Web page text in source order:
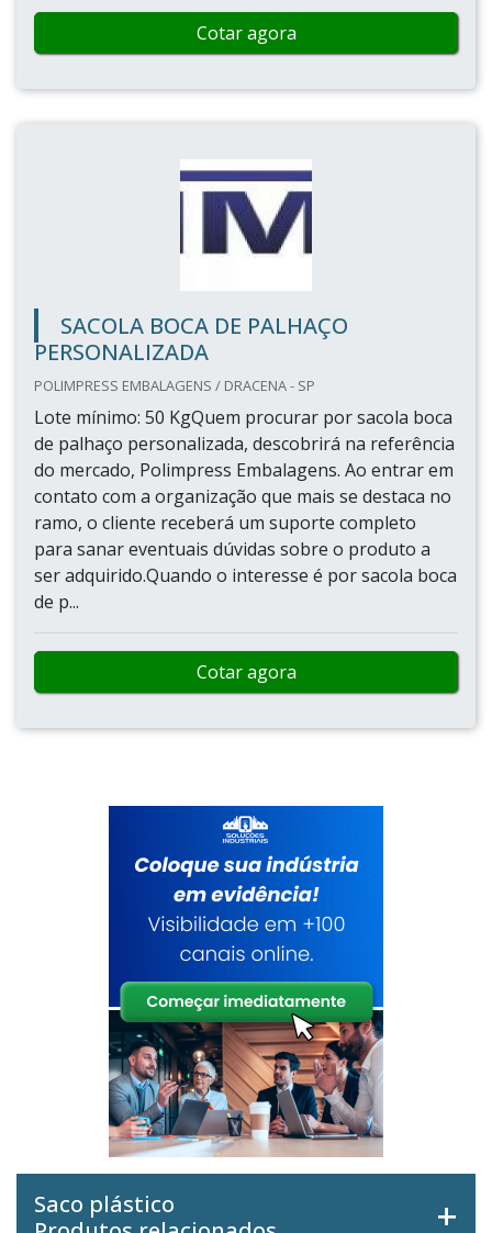
Cotar agora
SACOLA BOCA DE PALHAÇO
PERSONALIZADA
POLIMPRESS EMBALAGENS / DRACENA - SP
Lote mínimo: 50 KgQuem procurar por sacola boca
de palhaço personalizada, descobrirá na referência
do mercado, Polimpress Embalagens. Ao entrar em
contato com a organização que mais se destaca no
ramo, o cliente receberá um suporte completo
para sanar eventuais dúvidas sobre o produto a
ser adquirido.Quando o interesse é por sacola boca
de p...
Cotar agora
Saco plástico